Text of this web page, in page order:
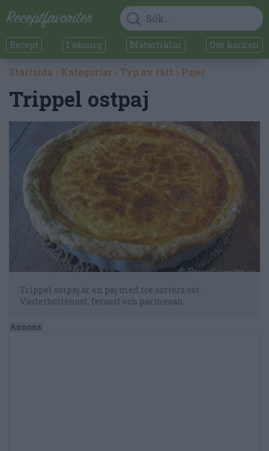
Recept I säsong Matartiklar Om kocken
Startsida › Kategorier › Typ av rätt › Pajer
Trippel ostpaj
Trippel ostpaj är en paj med tre sorters ost -
Västerbottenost, fetaost och parmesan.